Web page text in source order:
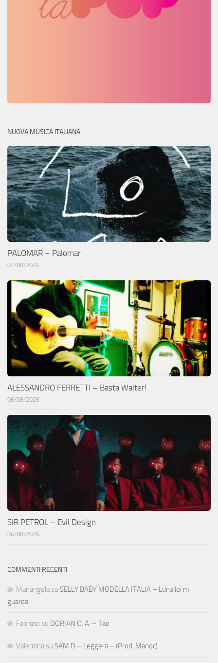
NUOVA MUSICA ITALIANA
PALOMAR – Palomar
07/08/2026
ALESSANDRO FERRETTI – Basta Walter!
06/08/2026
SIR PETROL – Evil Design
06/08/2026
COMMENTI RECENTI
Mariangela su SELLY BABY MODELLA ITALIA – Luna lei mi
guarda
Fabrizio su DORIAN O. A. – Tao
Valentina su SAM D – Leggera – (Prod. Manqc)